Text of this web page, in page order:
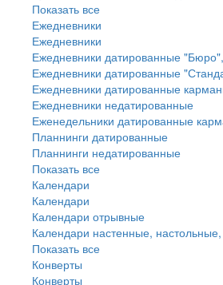
Показать все
Ежедневники
Ежедневники
Ежедневники датированные
Ежедневники датированные
Ежедневники датированные
Ежедневники недатированные
Еженедельники датированные
Планнинги датированные
Планнинги недатированные
Показать все
Календари
Календари
Календари отрывные
Календари настенные,
Показать все
Конверты
Конверты